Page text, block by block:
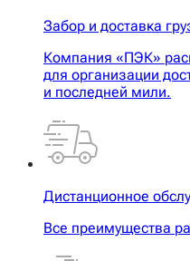
Забор и доставка
Компания «ПЭК»
для организации
и последней мили.
Дистанционное
Все преимущества